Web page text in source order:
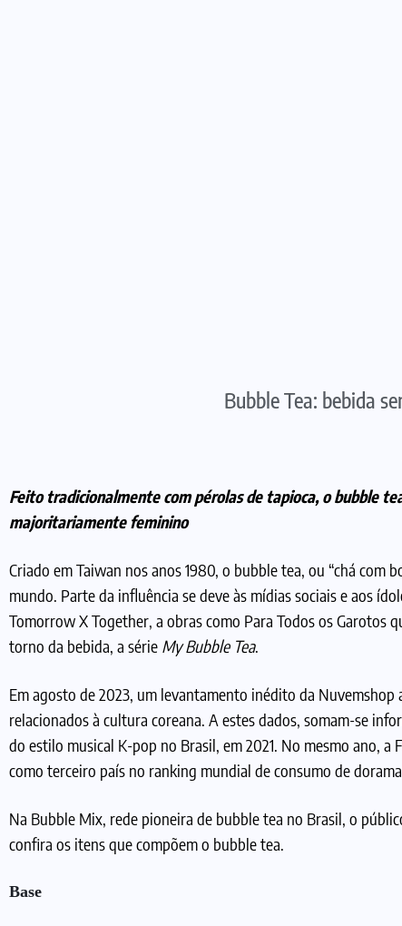
Bubble Tea: bebida
Feito tradicionalmente com pérolas de tapioca, o bubble
majoritariamente feminino
Criado em Taiwan nos anos 1980, o bubble tea, ou “chá com
mundo. Parte da influência se deve às mídias sociais e aos
Tomorrow X Together, a obras como Para Todos os Garotos
torno da bebida, a série My Bubble Tea.
Em agosto de 2023, um levantamento inédito da
relacionados à cultura coreana. A estes dados, somam-se
do estilo musical K-pop no Brasil, em 2021. No mesmo ano,
como terceiro país no ranking mundial de consumo de
Na Bubble Mix, rede pioneira de bubble tea no Brasil, o
confira os itens que compõem o bubble tea.
Base